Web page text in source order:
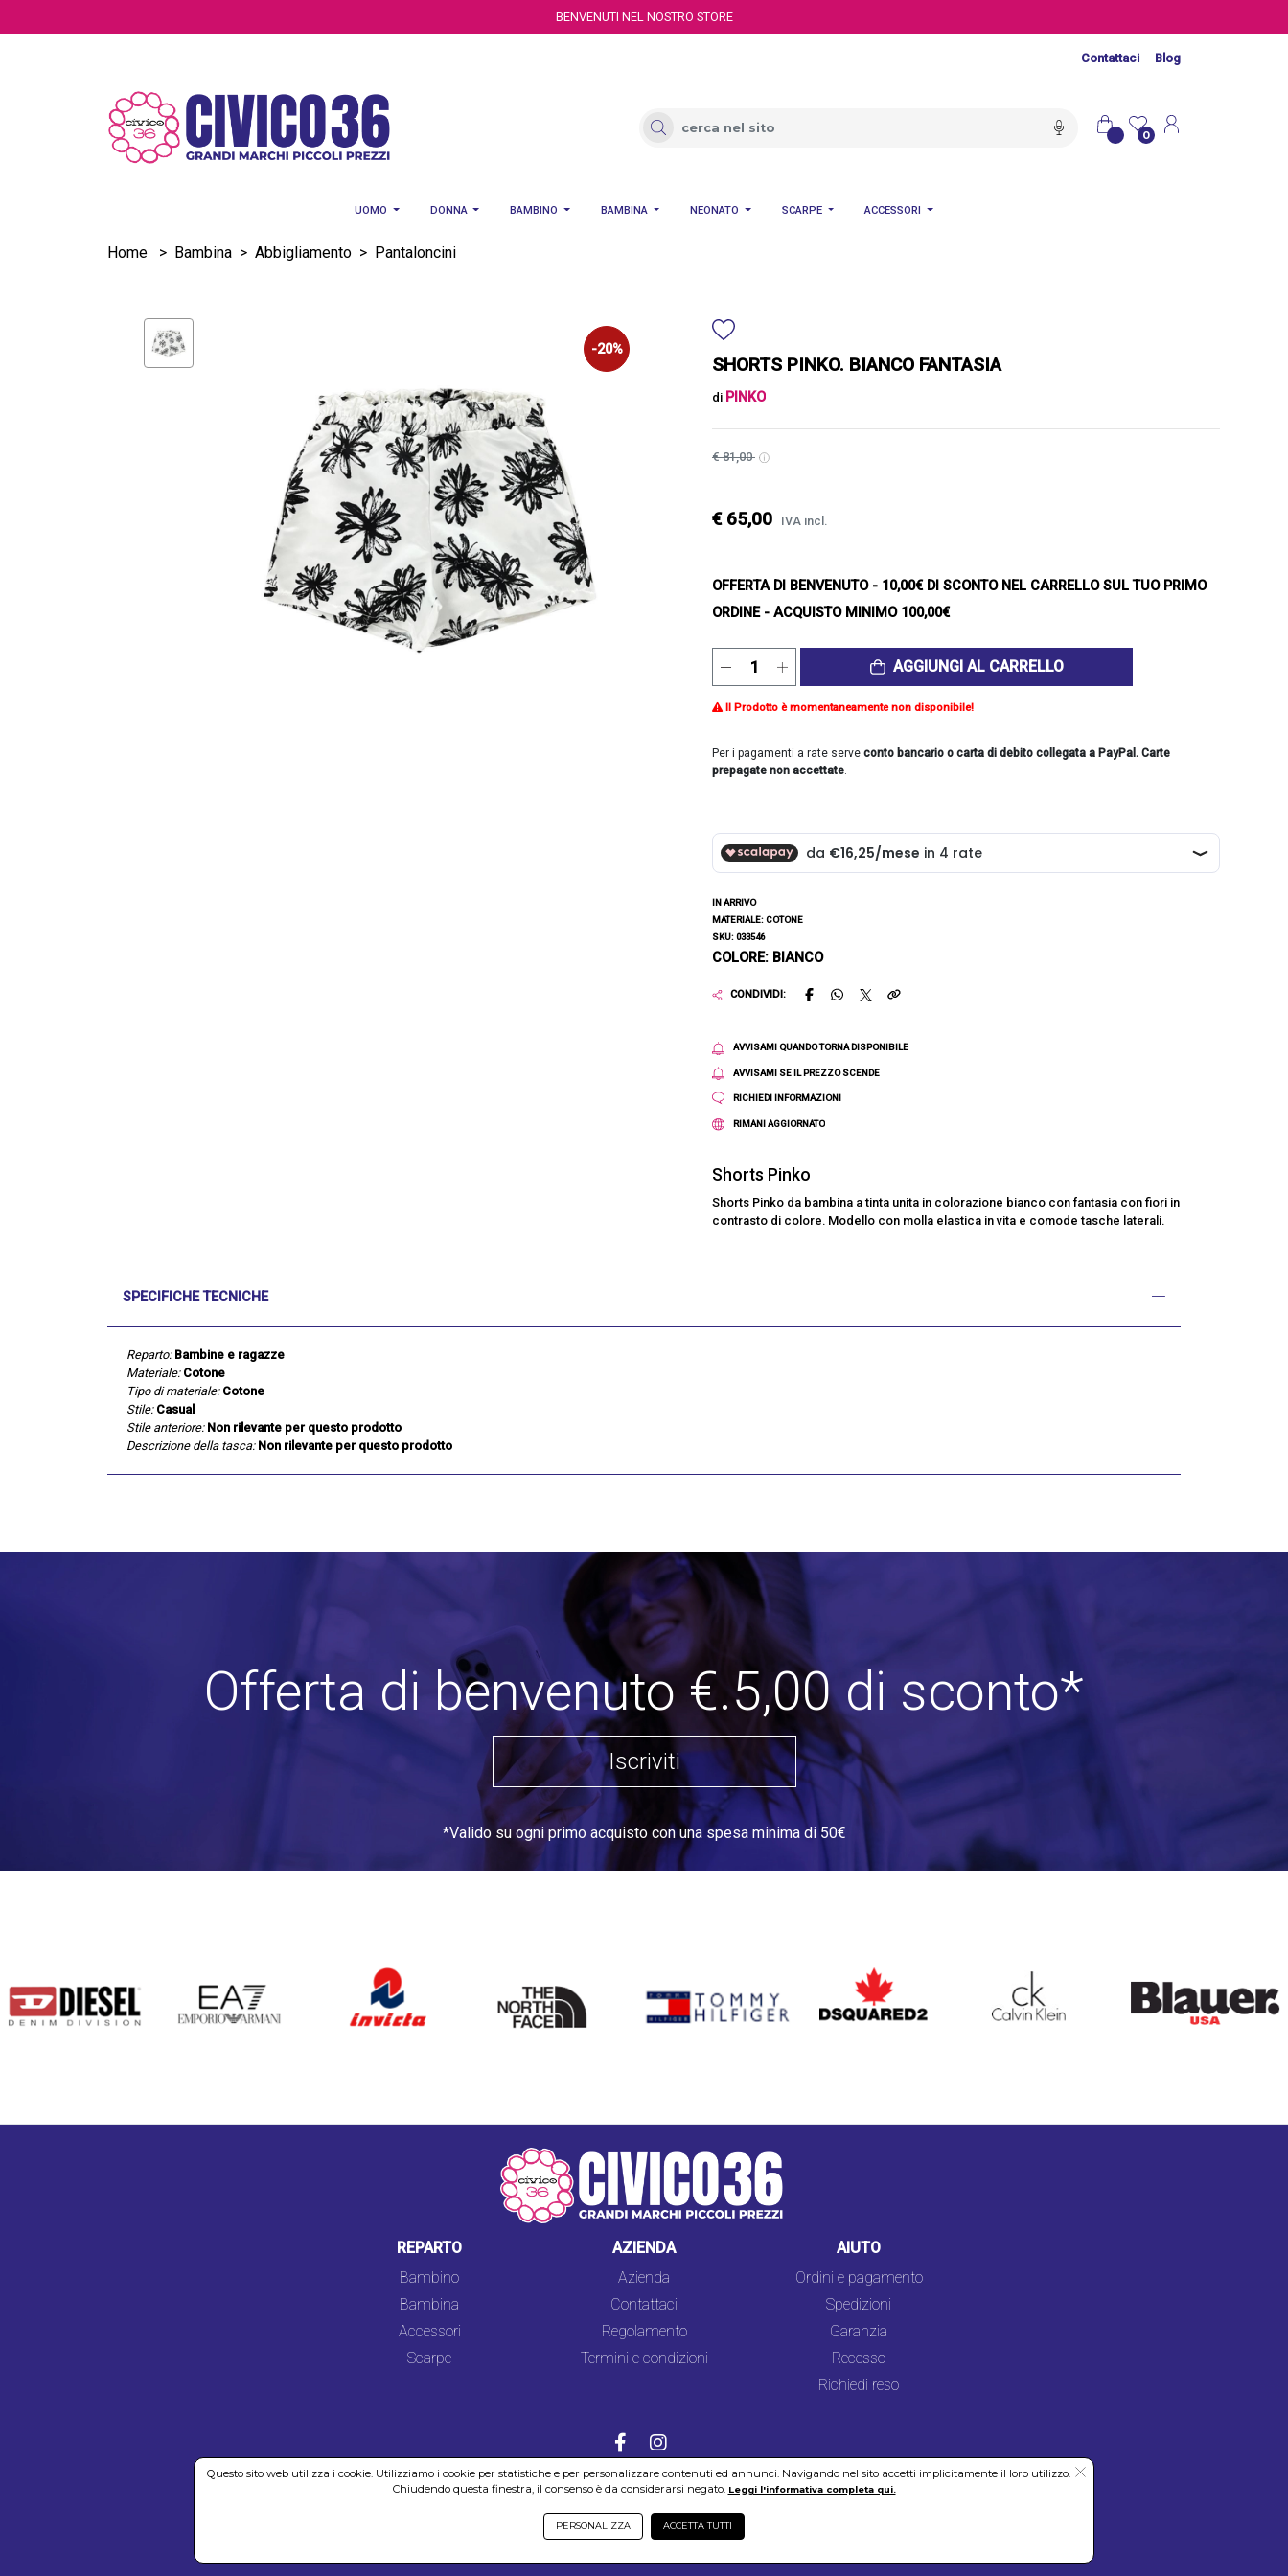
BENVENUTI NEL NOSTRO STORE
Contattaci Blog
0
UOMO DONNA BAMBINO BAMBINA NEONATO SCARPE ACCESSORI
Home > Bambina > Abbigliamento > Pantaloncini
-20%
SHORTS PINKO. BIANCO FANTASIA
di PINKO
€ 81,00
€ 65,00 IVA incl.
OFFERTA DI BENVENUTO- 10,00€ DI SCONTO NEL CARRELLO SUL TUO PRIMO
ORDINE - ACQUISTO MINIMO 100,00€
AGGIUNGI AL CARRELLO
Il Prodotto è momentaneamente non disponibile!
Per i pagamenti a rate serve conto bancario o carta di debito collegata a PayPal. Carte
prepagate non accettate.
IN ARRIVO
MATERIALE: COTONE
SKU: 033546
COLORE: BIANCO
CONDIVIDI:
AVVISAMI QUANDO TORNA DISPONIBILE
AVVISAMI SE IL PREZZO SCENDE
RICHIEDI INFORMAZIONI
RIMANI AGGIORNATO
Shorts Pinko
Shorts Pinko da bambina a tinta unita in colorazione bianco con fantasia con fiori in
contrasto di colore. Modello con molla elastica in vita e comode tasche laterali.
SPECIFICHE TECNICHE
Reparto: Bambine e ragazze
Materiale: Cotone
Tipo di materiale: Cotone
Stile: Casual
Stile anteriore: Non rilevante per questo prodotto
Descrizione della tasca: Non rilevante per questo prodotto
Offerta di benvenuto €.5,00 di sconto*
Iscriviti
*Valido su ogni primo acquisto con una spesa minima di 50€
INVICTA
NORTH
FACE
DSQUARED2 CALVIN KLEIN
REPARTO
Bambino
Bambina
Accessori
Scarpe
AZIENDA
Azienda
Contattaci
Regolamento
Termini e condizioni
AIUTO
Ordini e pagamento
Spedizioni
Garanzia
Recesso
Richiedi reso
COOKIES SICUREZZA PRIVACY
Questo sito web utilizza i cookie. Utilizziamo i cookie per statistiche e per personalizzare contenuti ed annunci. Navigando nel sito accetti implicitamente il loro utilizzo.
Chiudendo questa finestra, il consenso è da considerarsi negato. Leggi l'informativa completa qui.
PERSONALIZZA ACCETTA TUTTI